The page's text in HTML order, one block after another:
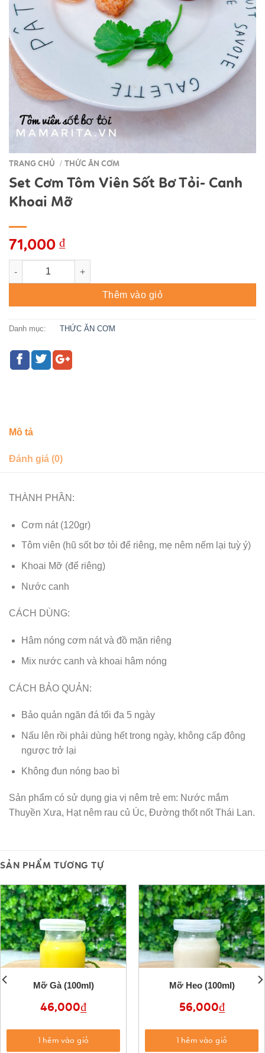
TRANG CHỦ / THỨC ĂN CƠM
Set Cơm Tôm Viên Sốt Bơ Tỏi- Canh
Khoai Mỡ
71,000 ₫
Set Cơm Tôm Viên Sốt Bơ Tỏi- Canh Khoai Mỡ số lượng
Thêm vào giỏ
Danh mục: THỨC ĂN CƠM
Mô tả
Đánh giá (0)
THÀNH PHẦN:
Cơm nát (120gr)
Tôm viên (hũ sốt bơ tỏi để riêng, mẹ nêm nếm lại tuỳ ý)
Khoai Mỡ (để riêng)
Nước canh
CÁCH DÙNG:
Hâm nóng cơm nát và đồ mặn riêng
Mix nước canh và khoai hâm nóng
CÁCH BẢO QUẢN:
Bảo quản ngăn đá tối đa 5 ngày
Nấu lên rồi phải dùng hết trong ngày, không cấp đông
ngược trở lại
Không đun nóng bao bì
Sản phẩm có sử dụng gia vị nêm trẻ em: Nước mắm
Thuyền Xưa, Hạt nêm rau củ Úc, Đường thốt nốt Thái Lan.
SẢN PHẨM TƯƠNG TỰ
Mỡ Gà (100ml)
46,000₫
Thêm vào giỏ
Mỡ Heo (100ml)
56,000₫
Thêm vào giỏ